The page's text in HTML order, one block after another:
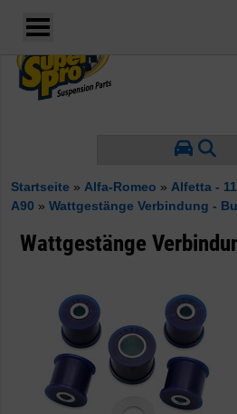
Startseite » Alfa-Romeo » Alfetta -
A90 » Wattgestänge Verbindung -
Wattgestänge